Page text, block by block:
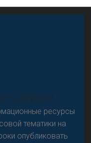
автокредитов не
компаний,
ресурсы
тематики на
опубликовать